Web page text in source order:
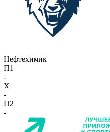
Нефтехимик
П1
-
X
-
П2
-